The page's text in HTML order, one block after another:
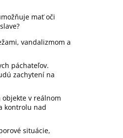
mať oči
vandalizmom a
páchateľov.
zachytení na
objekte v reálnom
kontrolu nad
situácie,